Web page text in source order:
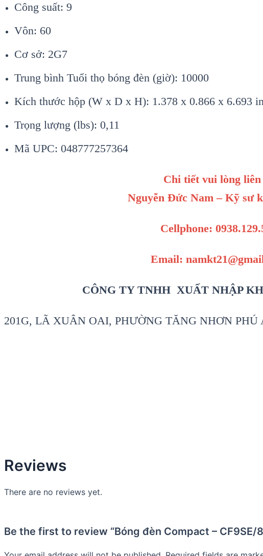
Công suất: 9
Vôn: 60
Cơ sở: 2G7
Trung bình Tuổi thọ bóng đèn (giờ): 10000
Kích thước hộp (W x D x H): 1.378 x 0.866 x 6.693
Trọng lượng (lbs): 0,11
Mã UPC: 048777257364
Chi tiết vui lòng liên
Nguyễn Đức Nam – Kỹ sư
Cellphone:
Email:
CÔNG TY TNHH XUẤT NHẬP
201G, LÃ XUÂN OAI, PHƯỜNG TĂNG NHƠN
Reviews
There are no reviews yet.
Be the first to review “Bóng đèn Compact – CF9SE/